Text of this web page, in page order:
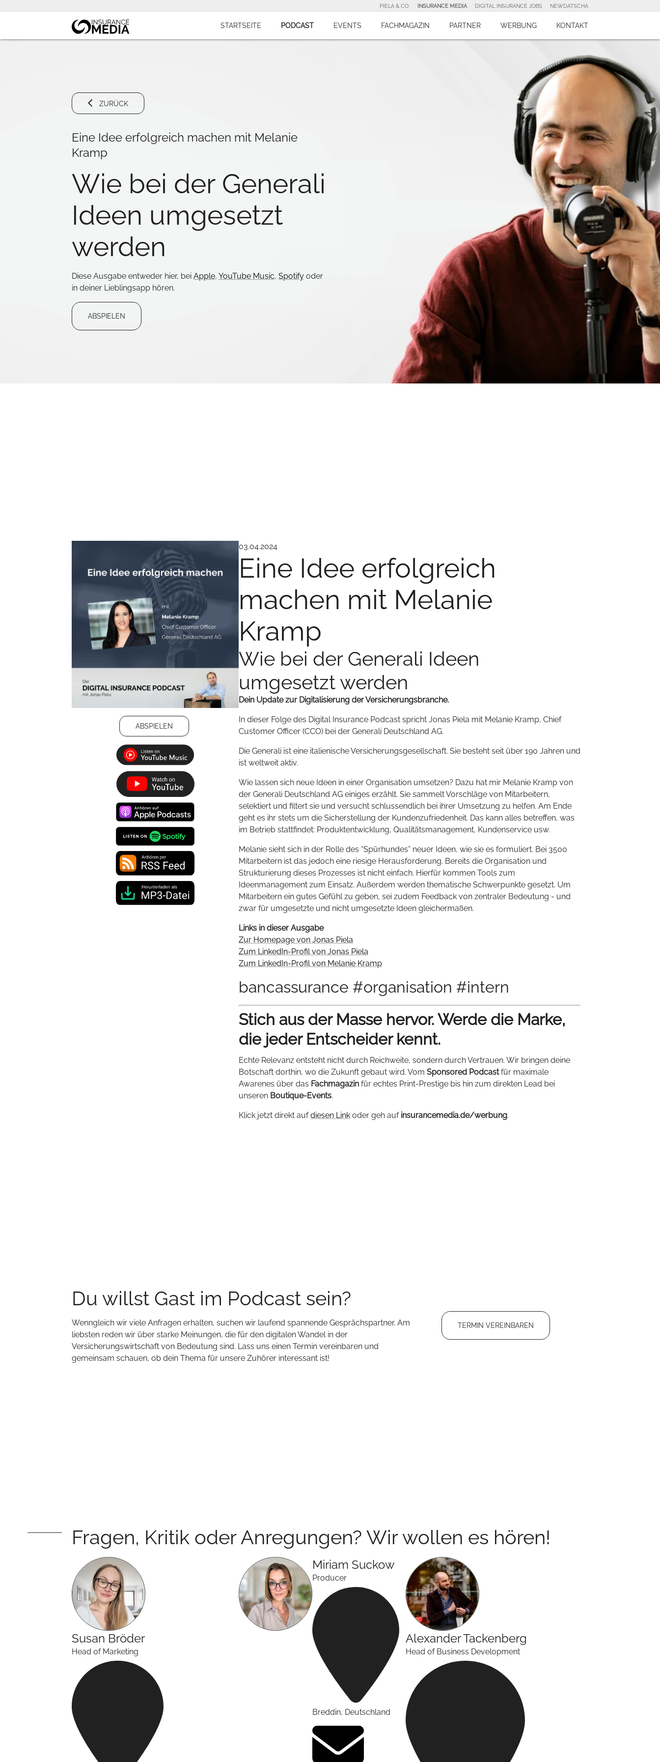
PIELA & CO. INSURANCE MEDIA DIGITAL INSURANCE JOBS NEWDATSCHA
STARTSEITE PODCAST EVENTS FACHMAGAZIN PARTNER WERBUNG KONTAKT
ZURÜCK
Eine Idee erfolgreich machen mit Melanie
Kramp
Wie bei der Generali
Ideen umgesetzt
werden
Diese Ausgabe entweder hier, bei Apple, YouTube Music, Spotify oder
in deiner Lieblingsapp hören.
ABSPIELEN
ABSPIELEN
03.04.2024
Eine Idee erfolgreich
machen mit Melanie
Kramp
Wie bei der Generali Ideen
umgesetzt werden
Dein Update zur Digitalisierung der Versicherungsbranche.
In dieser Folge des Digital Insurance Podcast spricht Jonas Piela mit Melanie Kramp, Chief
Customer Officer (CCO) bei der Generali Deutschland AG.
Die Generali ist eine italienische Versicherungsgesellschaft. Sie besteht seit über 190 Jahren und
ist weltweit aktiv.
Wie lassen sich neue Ideen in einer Organisation umsetzen? Dazu hat mir Melanie Kramp von
der Generali Deutschland AG einiges erzählt. Sie sammelt Vorschläge von Mitarbeitern,
selektiert und filtert sie und versucht schlussendlich bei ihrer Umsetzung zu helfen. Am Ende
geht es ihr stets um die Sicherstellung der Kundenzufriedenheit. Das kann alles betreffen, was
im Betrieb stattfindet: Produktentwicklung, Qualitätsmanagement, Kundenservice usw.
Melanie sieht sich in der Rolle des “Spürhundes” neuer Ideen, wie sie es formuliert. Bei 3500
Mitarbeitern ist das jedoch eine riesige Herausforderung. Bereits die Organisation und
Strukturierung dieses Prozesses ist nicht einfach. Hierfür kommen Tools zum
Ideenmanagement zum Einsatz. Außerdem werden thematische Schwerpunkte gesetzt. Um
Mitarbeitern ein gutes Gefühl zu geben, sei zudem Feedback von zentraler Bedeutung - und
zwar für umgesetzte und nicht umgesetzte Ideen gleichermaßen.
Links in dieser Ausgabe
Zur Homepage von Jonas Piela
Zum LinkedIn-Profil von Jonas Piela
Zum LinkedIn-Profil von Melanie Kramp
bancassurance #organisation #intern
Stich aus der Masse hervor. Werde die Marke,
die jeder Entscheider kennt.
Echte Relevanz entsteht nicht durch Reichweite, sondern durch Vertrauen. Wir bringen deine
Botschaft dorthin, wo die Zukunft gebaut wird. Vom Sponsored Podcastfür maximale
Awarenes über das Fachmagazin für echtes Print-Prestige bis hin zum direkten Lead bei
unseren Boutique-Events.
Klick jetzt direkt aufdiesen Link oder geh auf insurancemedia.de/werbung.
Du willst Gast im Podcast sein?
Wenngleich wir viele Anfragen erhalten, suchen wir laufend spannende Gesprächspartner. Am
liebsten reden wir über starke Meinungen, die für den digitalen Wandel in der
Versicherungswirtschaft von Bedeutung sind. Lass uns einen Termin vereinbaren und
gemeinsam schauen, ob dein Thema für unsere Zuhörer interessant ist!
TERMIN VEREINBAREN
Fragen, Kritik oder Anregungen? Wir wollen es hören!
Susan Bröder
Head of Marketing
Miriam Suckow
Producer
Breddin, Deutschland
AlexanderTackenberg
Head of Business Development